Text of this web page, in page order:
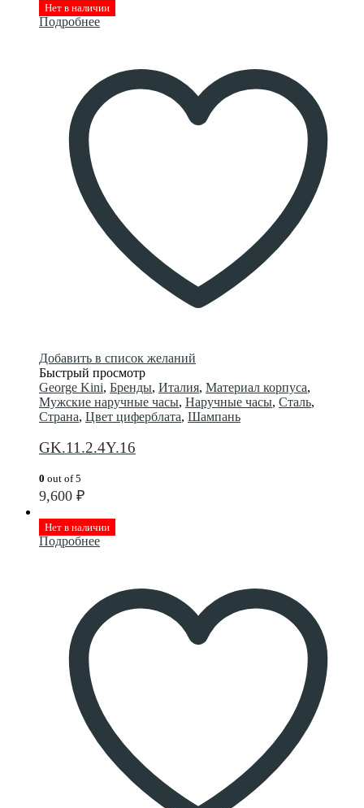
Нет в наличии
Подробнее
Добавить в список желаний
Быстрый просмотр
George Kini, Бренды, Италия, Материал корпуса,
Мужские наручные часы, Наручные часы, Сталь,
Страна, Цвет циферблата, Шампань
GK.11.2.4Y.16
0 out of 5
9,600 ₽
Нет в наличии
Подробнее